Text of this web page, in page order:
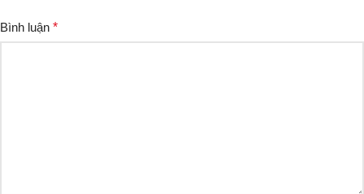
Bình luận *